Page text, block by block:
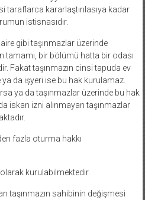
taraflarca kararlaştırılasıya kadar
istisnasıdır.
gibi taşınmazlar üzerinde
tamamı, bir bölümü hatta bir odası
Fakat taşınmazın cinsi tapuda ev
ya da işyeri ise bu hak kurulamaz.
ya da taşınmazlar üzerinde bu hak
iskan izni alınmayan taşınmazlar
fazla oturma hakkı
kurulabilmektedir.
taşınmazın sahibinin değişmesi